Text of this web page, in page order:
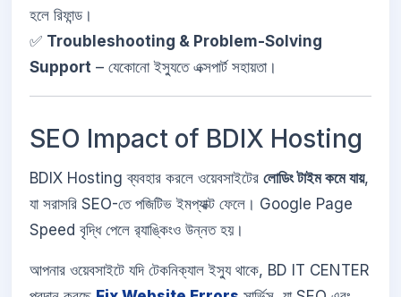
হলে রিফান্ড।
✅ Troubleshooting & Problem-Solving
Support – যেকোনো ইস্যুতে এক্সপার্ট সহায়তা।
SEO Impact of BDIX Hosting
BDIX Hosting ব্যবহার করলে ওয়েবসাইটের লোডিং টাইম কমে যায়,
যা সরাসরি SEO-তে পজিটিভ ইমপ্যাক্ট ফেলে। Google Page
Speed বৃদ্ধি পেলে র‌্যাঙ্কিংও উন্নত হয়।
আপনার ওয়েবসাইটে যদি টেকনিক্যাল ইস্যু থাকে, BD IT CENTER